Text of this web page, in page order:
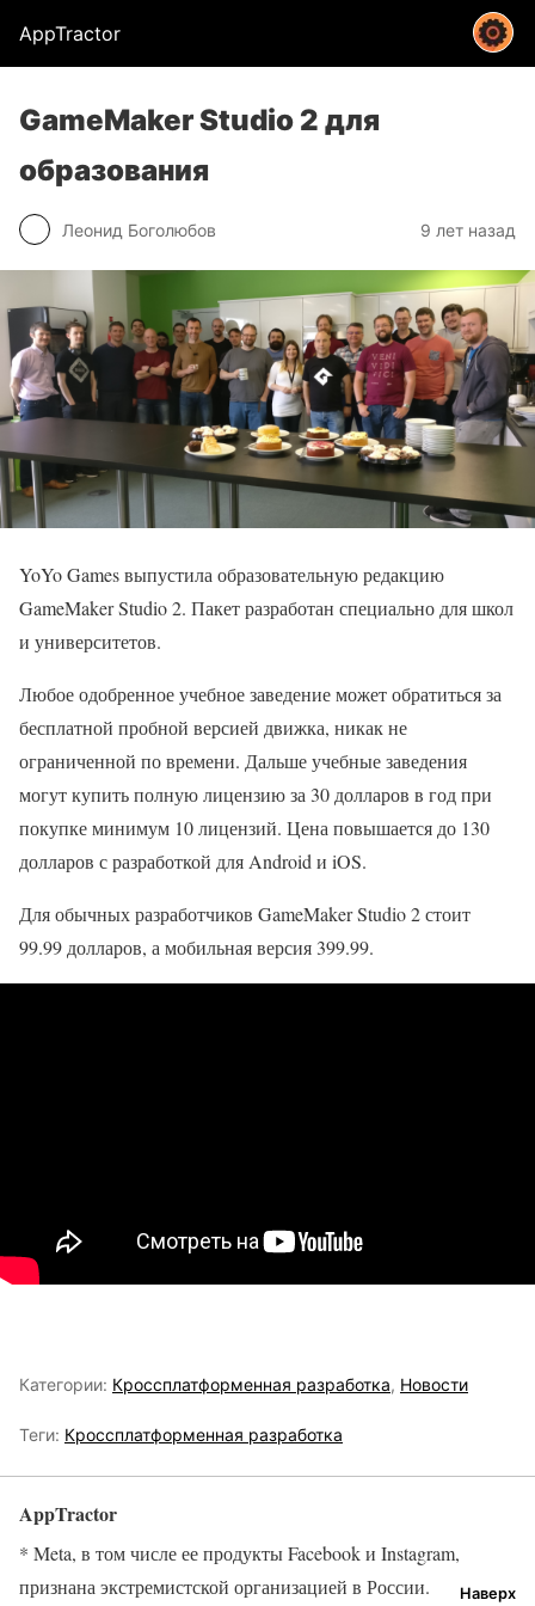
AppTractor
GameMaker Studio 2 для
образования
Леонид Боголюбов 9 лет назад
YoYo Games выпустила образовательную редакцию
GameMaker Studio 2. Пакет разработан специально для школ
и университетов.
Любое одобренное учебное заведение может обратиться за
бесплатной пробной версией движка, никак не
ограниченной по времени. Дальше учебные заведения
могут купить полную лицензию за 30 долларов в год при
покупке минимум 10 лицензий. Цена повышается до 130
долларов с разработкой для Android и iOS.
Для обычных разработчиков GameMaker Studio 2 стоит
99.99 долларов, а мобильная версия 399.99.
Категории: Кроссплатформенная разработка, Новости
Теги: Кроссплатформенная разработка
AppTractor
Наверх
* Meta, в том числе ее продукты Facebook и Instagram,
признана экстремистской организацией в России.